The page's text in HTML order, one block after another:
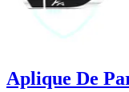
Aplique De